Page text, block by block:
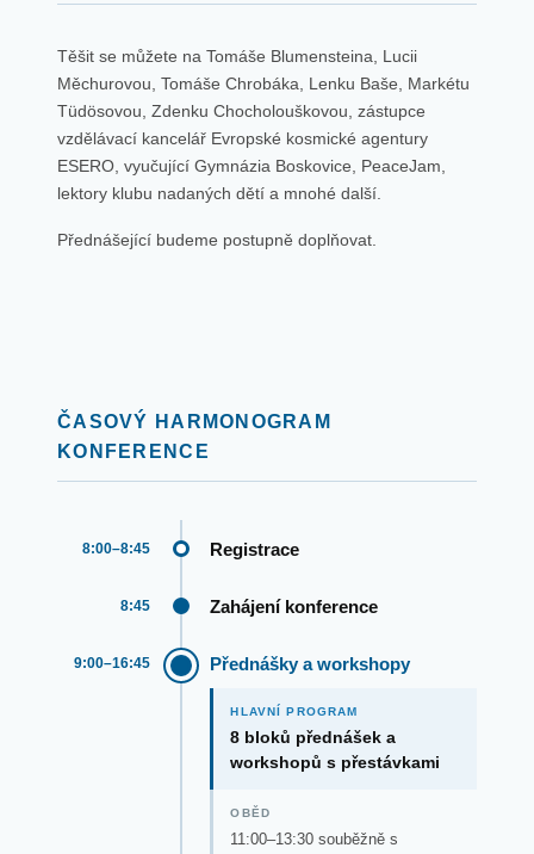
Těšit se můžete na Tomáše Blumensteina, Lucii
Měchurovou, Tomáše Chrobáka, Lenku Baše, Markétu
Tüdösovou, Zdenku Chocholouškovou, zástupce
vzdělávací kancelář Evropské kosmické agentury
ESERO, vyučující Gymnázia Boskovice, PeaceJam,
lektory klubu nadaných dětí a mnohé další.
Přednášející budeme postupně doplňovat.
ČASOVÝ HARMONOGRAM
KONFERENCE
8:00–8:45 Registrace
8:45 Zahájení konference
9:00–16:45 Přednášky a workshopy
HLAVNÍ PROGRAM
8 bloků přednášek a
workshopů s přestávkami
OBĚD
11:00–13:30 souběžně s